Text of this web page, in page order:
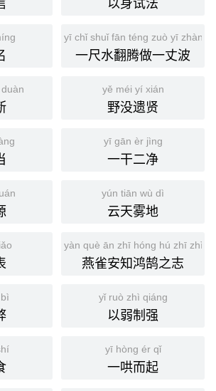
yī chǐ shuǐ fān téng zuò yī zhàng
一尺水翻腾做一丈波
yě méi yí xián
野没遗贤
yī gān èr jìng
一干二净
yún tiān wù dì
云天雾地
yàn què ān zhī hóng hú zhī zhì
燕雀安知鸿鹄之志
yǐ ruò zhì qiáng
以弱制强
yī hòng ér qǐ
一哄而起